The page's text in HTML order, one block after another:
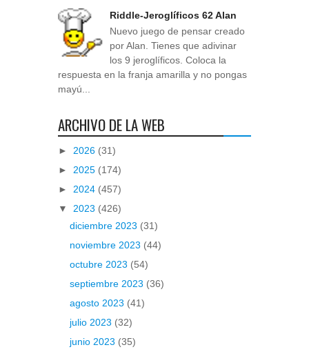
Riddle-Jeroglíficos 62 Alan
Nuevo juego de pensar creado
por Alan. Tienes que adivinar
los 9 jeroglíficos. Coloca la
respuesta en la franja amarilla y no pongas
mayú...
ARCHIVO DE LA WEB
► 2026 (31)
► 2025 (174)
► 2024 (457)
▼ 2023 (426)
diciembre 2023 (31)
noviembre 2023 (44)
octubre 2023 (54)
septiembre 2023 (36)
agosto 2023 (41)
julio 2023 (32)
junio 2023 (35)